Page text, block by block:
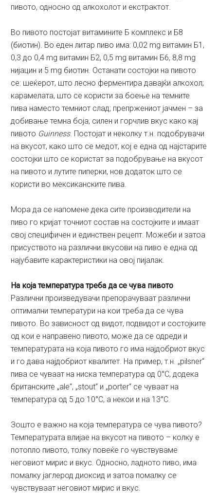
пивото, односно од алкохолот и екстрактот.
Во пивото постојат витамините Б комплекс и Б8
(биотин). Во еден литар пиво има: 0,02 mg витамин Б1,
0,3 до 0,4 mg витамин Б2, 0,5 mg витамин Б6, 8,8 mg
нијацин и 5 mg биотин. Останати состојки на пивото
се: шеќерот, што лесно ферментира давајќи алкохол;
карамелата, што се користи за боење на темните
пива наместо темниот слад; препржениот јачмен – за
добивање темна боја, силен и горчлив вкус како кај
пивото Guinness. Постојат и неколку т.н. подобрувачи
на вкусот, како што се медот, кој е една од најстарите
состојки што се користат за подобрување на вкусот
на пивото и лутите пиперки, нов додаток што се
користи во мексиканските пива.
Мора да се напомене дека сите производители на
пиво го кријат точниот состав на состојките и имаат
свој специфичен и единствен рецепт. Можеби и затоа
присуството на различни вкусови на пиво е една од
најубавите карактеристики на овој пијалак.
На која температура треба да се чува пивото
Различни произведувачи препорачуваат различни
оптимални температури на кои треба да се чува
пивото. Во зависност од видот, подвидот и состојките
од кои е направено пивото, може да се одреди и
температурата на која пивото го има најдобриот вкус
и го дава најдобриот квалитет. На пример, т.н. „pilsner“
пива се чуваат на ниска температура од 0°C, додека
британските „ale“, „stout“ и „porter“ се чуваат на
температура од 5 до 10°C, а некои и на 13°C.
Зошто е важно на која температура се чува пивото?
Температурата влијае на вкусот на пивото – колку е
потопло пивото, толку повеќе го чувствуваме
неговиот мирис и вкус. Односно, ладното пиво, има
помалку јаглерод диоксид и затоа помалку се
чувствуваат неговиот мирис и вкус.